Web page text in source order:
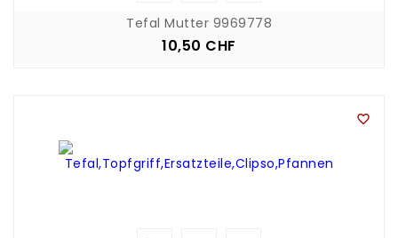
Tefal Mutter 9969778
Preis
10,50 CHF
